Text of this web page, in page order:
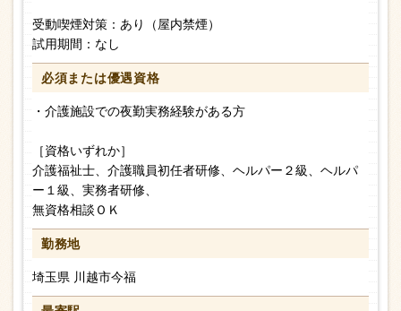
受動喫煙対策：あり（屋内禁煙）
試用期間：なし
必須または優遇資格
・介護施設での夜勤実務経験がある方
［資格いずれか］
介護福祉士、介護職員初任者研修、ヘルパー２級、ヘルパ
ー１級、実務者研修、
無資格相談ＯＫ
勤務地
埼玉県 川越市今福